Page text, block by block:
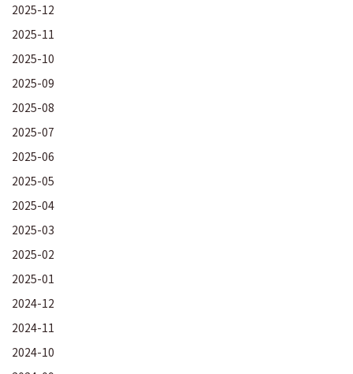
2025-12
2025-11
2025-10
2025-09
2025-08
2025-07
2025-06
2025-05
2025-04
2025-03
2025-02
2025-01
2024-12
2024-11
2024-10